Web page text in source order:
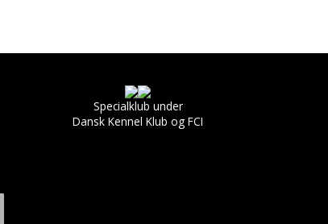
Specialklub under
Dansk Kennel Klub og FCI